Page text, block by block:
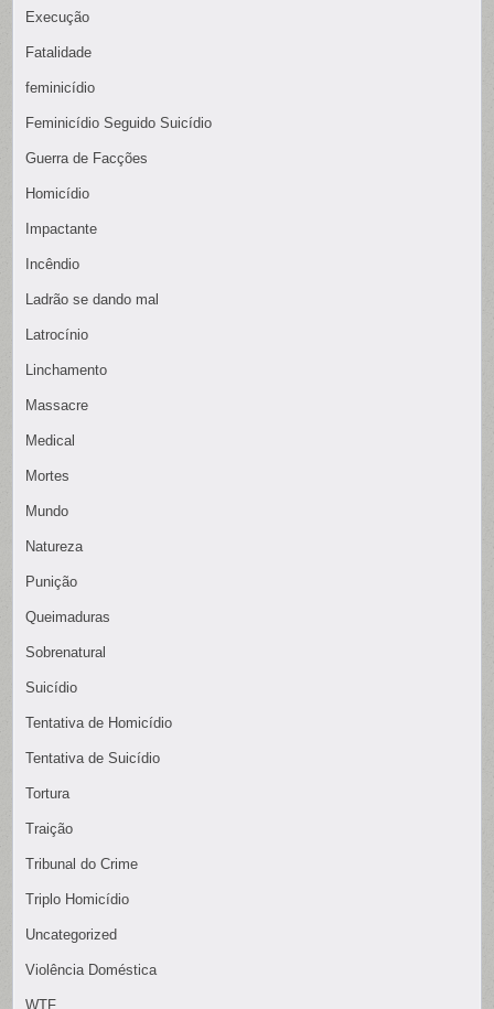
Execução
Fatalidade
feminicídio
Feminicídio Seguido Suicídio
Guerra de Facções
Homicídio
Impactante
Incêndio
Ladrão se dando mal
Latrocínio
Linchamento
Massacre
Medical
Mortes
Mundo
Natureza
Punição
Queimaduras
Sobrenatural
Suicídio
Tentativa de Homicídio
Tentativa de Suicídio
Tortura
Traição
Tribunal do Crime
Triplo Homicídio
Uncategorized
Violência Doméstica
WTF